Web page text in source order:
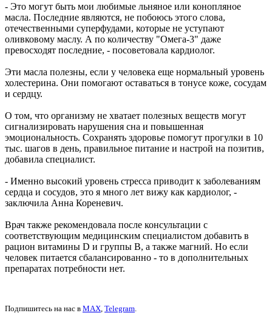
- Это могут быть мои любимые льняное или конопляное
масла. Последние являются, не побоюсь этого слова,
отечественными суперфудами, которые не уступают
оливковому маслу. А по количеству "Омега-3" даже
превосходят последние, - посоветовала кардиолог.
Эти масла полезны, если у человека еще нормальный уровень
холестерина. Они помогают оставаться в тонусе коже, сосудам
и сердцу.
О том, что организму не хватает полезных веществ могут
сигнализировать нарушения сна и повышенная
эмоциональность. Сохранять здоровье помогут прогулки в 10
тыс. шагов в день, правильное питание и настрой на позитив,
добавила специалист.
- Именно высокий уровень стресса приводит к заболеваниям
сердца и сосудов, это я много лет вижу как кардиолог, -
заключила Анна Кореневич.
Врач также рекомендовала после консультации с
соответствующим медицинским специалистом добавить в
рацион витамины D и группы B, а также магний. Но если
человек питается сбалансированно - то в дополнительных
препаратах потребности нет.
Подпишитесь на нас в MAX, Telegram.